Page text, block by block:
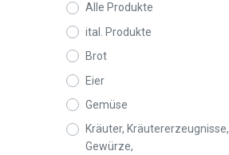
Alle Produkte
ital. Produkte
Brot
Eier
Gemüse
Kräuter, Kräutererzeugnisse,
Gewürze,